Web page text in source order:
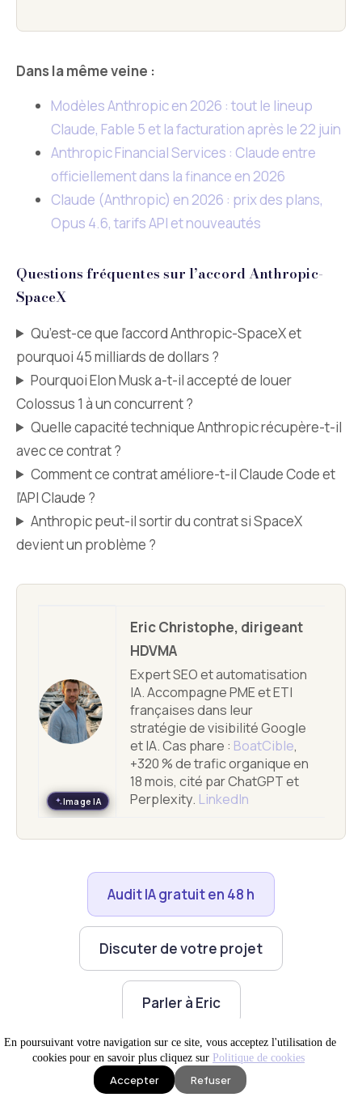
En poursuivant votre navigation sur ce site, vous acceptez l'utilisation de
cookies pour en savoir plus cliquez sur Politique de cookies
Accepter Refuser
Dans la même veine :
Modèles Anthropic en 2026 : tout le lineup
Claude, Fable 5 et la facturation après le 22 juin
Anthropic Financial Services : Claude entre
officiellement dans la finance en 2026
Claude (Anthropic) en 2026 : prix des plans,
Opus 4.6, tarifs API et nouveautés
Questions fréquentes sur l’accord Anthropic-
SpaceX
Qu’est-ce que l’accord Anthropic-SpaceX et
pourquoi 45 milliards de dollars ?
Pourquoi Elon Musk a-t-il accepté de louer
Colossus 1 à un concurrent ?
Quelle capacité technique Anthropic récupère-t-il
avec ce contrat ?
Comment ce contrat améliore-t-il Claude Code et
l’API Claude ?
Anthropic peut-il sortir du contrat si SpaceX
devient un problème ?
o
p
o
d
e
l
Image IA
Eric Christophe, dirigeant
HDVMA
Expert SEO et automatisation
IA. Accompagne PME et ETI
françaises dans leur
stratégie de visibilité Google
et IA. Cas phare : BoatCible,
+320 % de trafic organique en
18 mois, cité par ChatGPT et
Perplexity. LinkedIn
Audit IA gratuit en 48 h
Discuter de votre projet
Parler à Eric
Site WEB visible